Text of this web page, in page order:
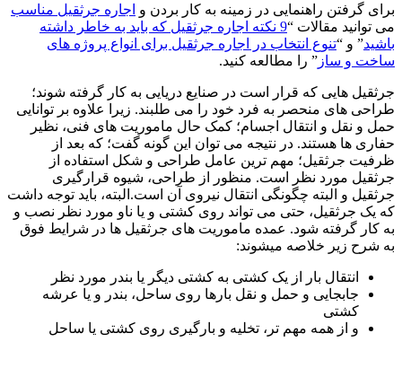
برای گرفتن راهنمایی در زمینه به کار بردن و اجاره جرثقیل مناسب
می توانید مقالات “
9 نکته اجاره جرثقیل که باید به خاطر داشته
باشید” و “تنوع انتخاب در اجاره جرثقیل برای انواع پروژه های
ساخت و ساز ” را مطالعه کنید.
جرثقیل هایی که قرار است در صنایع دریایی به کار گرفته شوند؛
طراحی های منحصر به فرد خود را می طلبند. زیرا علاوه بر توانایی
حمل و نقل و انتقال اجسام؛ کمک حال ماموریت های فنی، نظیر
حفاری ها هستند. در نتیجه می توان این گونه گفت؛ که بعد از
ظرفیت جرثقیل؛ مهم ترین عامل طراحی و شکل استفاده از
جرثقیل مورد نظر است. منظور از طراحی، شیوه قرارگیری
جرثقیل و البته چگونگی انتقال نیروی آن است.البته، باید توجه داشت
که یک جرثقیل، حتی می تواند روی کشتی و یا ناو مورد نظر نصب و
به کار گرفته شود. عمده ماموریت های جرثقیل ها در شرایط فوق
به شرح زیر خلاصه میشوند:
انتقال بار از یک کشتی به کشتی دیگر یا بندر مورد نظر
جابجایی و حمل و نقل بارها روی ساحل، بندر و یا عرشه
کشتی
و از همه مهم تر، تخلیه و بارگیری روی کشتی یا ساحل